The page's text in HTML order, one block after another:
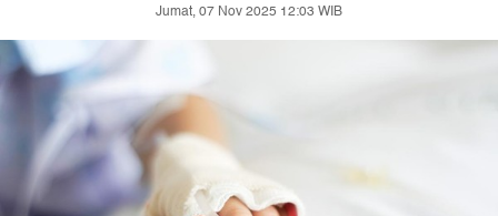
Jumat, 07 Nov 2025 12:03 WIB